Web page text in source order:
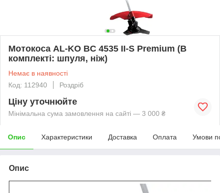
Мотокоса AL-KO BC 4535 II-S Premium (В
комплекті: шпуля, ніж)
Немає в наявності
Код: 112940
Роздріб
Ціну уточнюйте
Мінімальна сума замовлення на сайті — 3 000 ₴
Опис Характеристики Доставка Оплата Умови
Опис